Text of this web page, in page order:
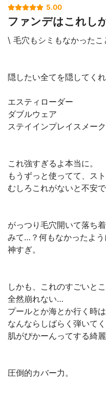
5.00
ファンデはこれし
\ 毛穴もシミもなかった
隠したい全てを隠してく
エスティローダー
ダブルウェア
ステイインプレイスメー
これ強すぎるよ本当に。
もうずっと使ってて、ス
むしろこれがないと不安
がっつり毛穴開いて落ち
みて…？何もなかったよう
神すぎ。
しかも、これのすごいと
全然崩れない…
プールとか海とか行く時
なんならしばらく弾いて
肌がぴかーんってする綺
圧倒的カバー力。